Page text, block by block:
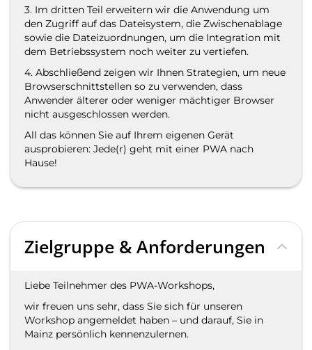
3. Im dritten Teil erweitern wir die Anwendung um
den Zugriff auf das Dateisystem, die Zwischenablage
sowie die Dateizuordnungen, um die Integration mit
dem Betriebssystem noch weiter zu vertiefen.
4. Abschließend zeigen wir Ihnen Strategien, um neue
Browserschnittstellen so zu verwenden, dass
Anwender älterer oder weniger mächtiger Browser
nicht ausgeschlossen werden.
All das können Sie auf Ihrem eigenen Gerät
ausprobieren: Jede(r) geht mit einer PWA nach
Hause!
Zielgruppe & Anforderungen
Liebe Teilnehmer des PWA-Workshops,
wir freuen uns sehr, dass Sie sich für unseren
Workshop angemeldet haben – und darauf, Sie in
Mainz persönlich kennenzulernen.